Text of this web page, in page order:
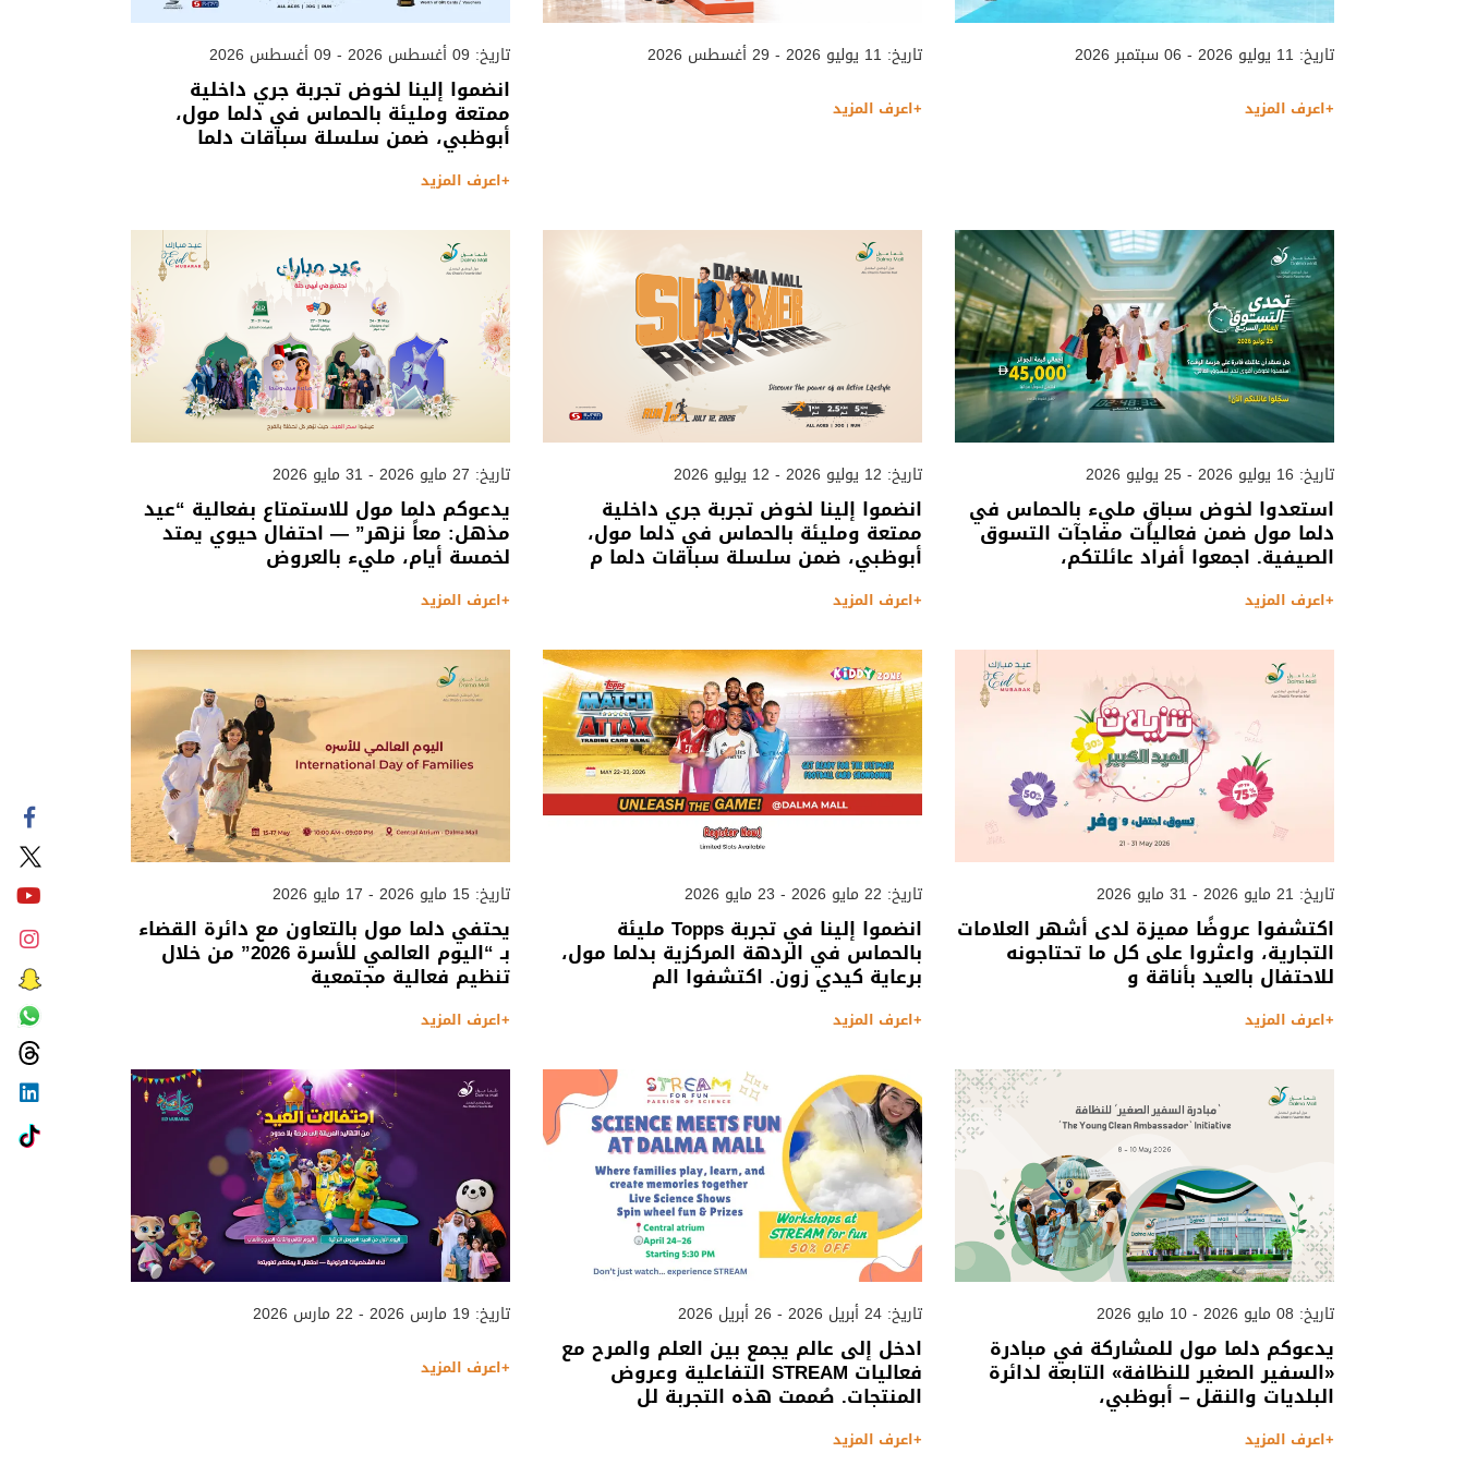
تاريخ: 11 يوليو 2026 - 06 سبتمبر 2026
+اعرف المزيد
تاريخ: 11 يوليو 2026 - 29 أغسطس 2026
+اعرف المزيد
تاريخ: 09 أغسطس 2026 - 09 أغسطس 2026
انضموا إلينا لخوض تجربة جري داخلية
ممتعة ومليئة بالحماس في دلما مول،
أبوظبي، ضمن سلسلة سباقات دلما
+اعرف المزيد
تاريخ: 16 يوليو 2026 - 25 يوليو 2026
استعدوا لخوض سباقٍ مليء بالحماس في
دلما مول ضمن فعاليات مفاجآت التسوق
الصيفية. اجمعوا أفراد عائلتكم،
+اعرف المزيد
تاريخ: 12 يوليو 2026 - 12 يوليو 2026
انضموا إلينا لخوض تجربة جري داخلية
ممتعة ومليئة بالحماس في دلما مول،
أبوظبي، ضمن سلسلة سباقات دلما م
+اعرف المزيد
تاريخ: 27 مايو 2026 - 31 مايو 2026
يدعوكم دلما مول للاستمتاع بفعالية “عيد
مذهل: معاً نزهر” — احتفال حيوي يمتد
لخمسة أيام، مليء بالعروض
+اعرف المزيد
تاريخ: 21 مايو 2026 - 31 مايو 2026
اكتشفوا عروضًا مميزة لدى أشهر العلامات
التجارية، واعثروا على كل ما تحتاجونه
للاحتفال بالعيد بأناقة و
+اعرف المزيد
تاريخ: 22 مايو 2026 - 23 مايو 2026
انضموا إلينا في تجربة Topps مليئة
بالحماس في الردهة المركزية بدلما مول،
برعاية كيدي زون. اكتشفوا الم
+اعرف المزيد
تاريخ: 15 مايو 2026 - 17 مايو 2026
يحتفي دلما مول بالتعاون مع دائرة القضاء
بـ “اليوم العالمي للأسرة 2026” من خلال
تنظيم فعالية مجتمعية
+اعرف المزيد
تاريخ: 08 مايو 2026 - 10 مايو 2026
يدعوكم دلما مول للمشاركة في مبادرة
«السفير الصغير للنظافة» التابعة لدائرة
البلديات والنقل – أبوظبي،
+اعرف المزيد
تاريخ: 24 أبريل 2026 - 26 أبريل 2026
ادخل إلى عالم يجمع بين العلم والمرح مع
فعاليات STREAM التفاعلية وعروض
المنتجات. صُممت هذه التجربة لل
+اعرف المزيد
تاريخ: 19 مارس 2026 - 22 مارس 2026
+اعرف المزيد